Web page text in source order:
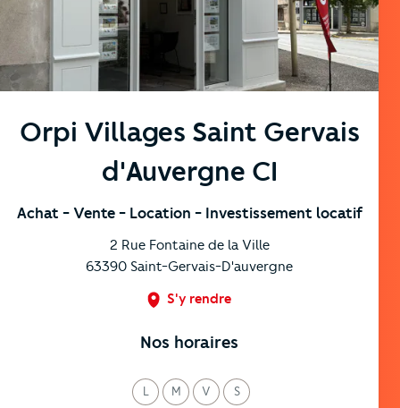
Orpi Villages Saint Gervais
d'Auvergne CI
Achat - Vente - Location - Investissement locatif
2 Rue Fontaine de la Ville
63390 Saint-Gervais-D'auvergne
S'y rendre
Nos horaires
L
undi
M
ercredi
V
endredi
S
amedi